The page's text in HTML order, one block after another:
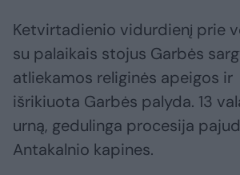
Ketvirtadienio vidurdienį prie
su palaikais stojus Garbės
atliekamos religinės apeigos ir
išrikiuota Garbės palyda. 13
urną, gedulinga procesija
Antakalnio kapines.